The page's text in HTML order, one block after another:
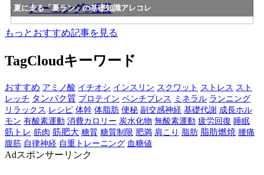
夏に走る「夏ラン」の基礎知識アレコレ
レーニング5種目
もっとおすすめ記事を見る
TagCloudキーワード
おすすめ アミノ酸 イチオシ インスリン スクワット ストレス スト
レッチ タンパク質 プロテイン ベンチプレス ミネラル ランニング
リラックス レシピ 体幹 体脂肪 便秘 副交感神経 基礎代謝 成長ホル
モン 有酸素運動 消費カロリー 炭水化物 無酸素運動 疲労回復 睡眠
筋トレ 筋肉 筋肥大 糖質 糖質制限 肥満 肩こり 脂肪 脂肪燃焼 腰痛
腹筋 自律神経 自重トレーニング 血糖値
Adスポンサーリンク